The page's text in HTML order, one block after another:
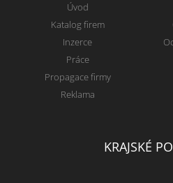
Úvod
Katalog firem
Inzerce
Práce
Propagace firmy
Reklama
KRAJSKÉ